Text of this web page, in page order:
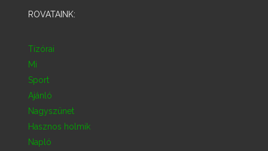
ROVATAINK:
Tízórai
Mi
Sport
Ajánló
Nagyszünet
Hasznos holmik
Napló